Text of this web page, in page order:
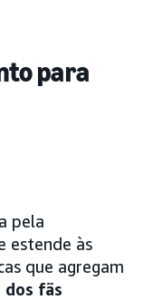
para
pela
estende às
que agregam
dos fãs